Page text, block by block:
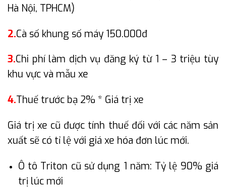
Hà Nội, TPHCM)
2.Cà số khung số máy 150.000đ
3.Chi phí làm dịch vụ đăng ký từ 1 – 3 triệu tùy
khu vực và mẫu xe
4.Thuế trước bạ 2% * Giá trị xe
Giá trị xe cũ được tính thuế đối với các năm sản
xuất sẽ có tỉ lệ với giá xe hóa đơn lúc mới.
Ô tô Triton cũ sử dụng 1 năm: Tỷ lệ 90% giá
trị lúc mới